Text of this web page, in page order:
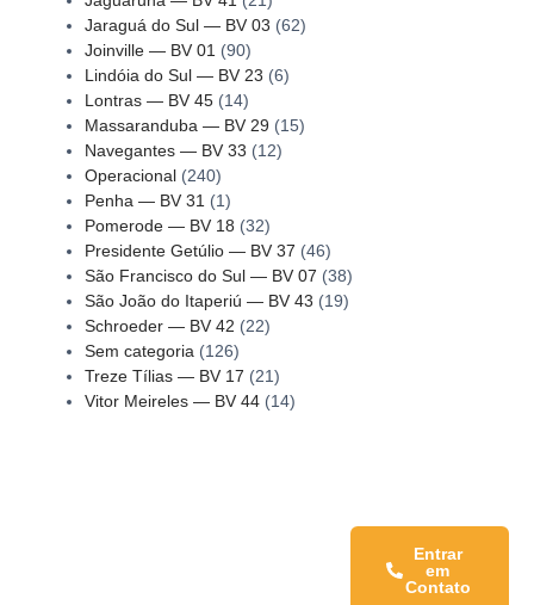
Jaraguá do Sul — BV 03 (62)
Joinville — BV 01 (90)
Lindóia do Sul — BV 23 (6)
Lontras — BV 45(14)
Massaranduba — BV 29 (15)
Navegantes — BV 33 (12)
Operacional(240)
Penha — BV 31 (1)
Pomerode — BV 18 (32)
Presidente Getúlio — BV 37 (46)
São Francisco do Sul — BV 07 (38)
São João do Itaperiú — BV 43 (19)
Schroeder — BV 42 (22)
Sem categoria (126)
Treze Tílias — BV 17 (21)
Vitor Meireles — BV 44(14)
Entrar
em
Contato